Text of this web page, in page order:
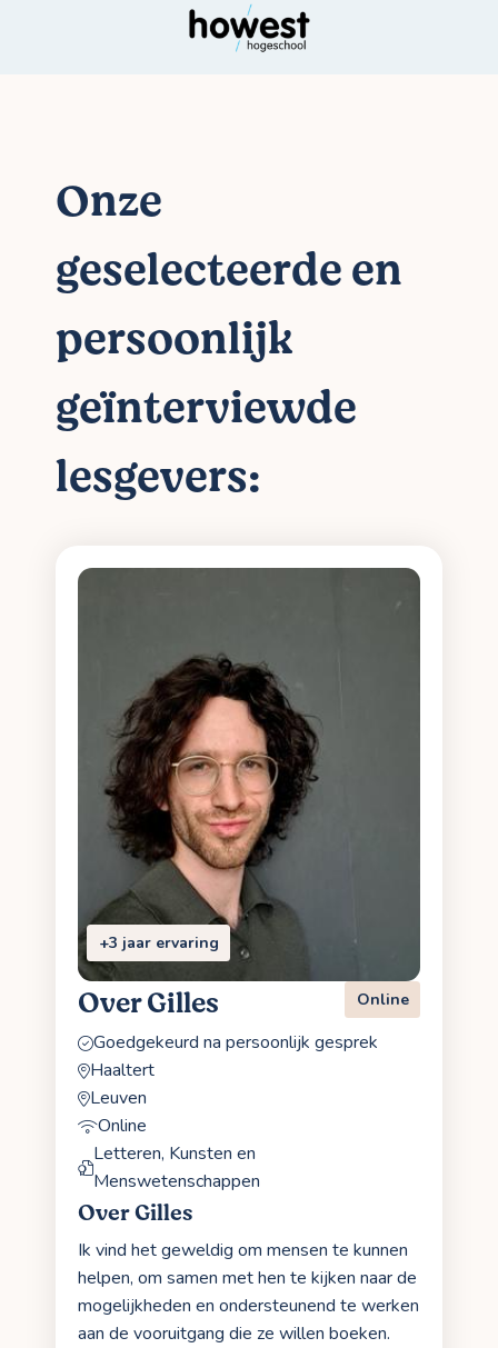
Onze
geselecteerde en
persoonlijk
geïnterviewde
lesgevers:
+3 jaar ervaring
Over Gilles Online
Goedgekeurd na persoonlijk gesprek
Haaltert
Leuven
Online
Letteren, Kunsten en
Menswetenschappen
Over Gilles
Ik vind het geweldig om mensen te kunnen
helpen, om samen met hen te kijken naar de
mogelijkheden en ondersteunend te werken
aan de vooruitgang die ze willen boeken.